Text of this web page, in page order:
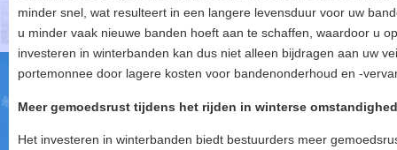
minder snel, wat resulteert in een langere levensduur voor uw
u minder vaak nieuwe banden hoeft aan te schaffen, waardoor u
investeren in winterbanden kan dus niet alleen bijdragen aan uw
portemonnee door lagere kosten voor bandenonderhoud en -
Meer gemoedsrust tijdens het rijden in winterse
Het investeren in winterbanden biedt bestuurders meer